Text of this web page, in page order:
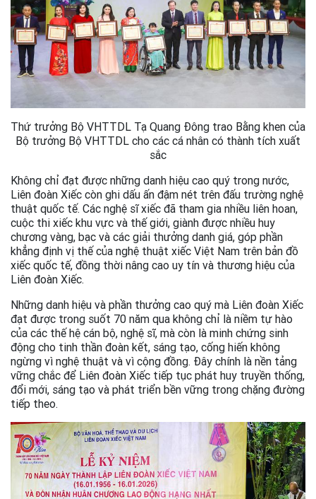
Thứ trưởng Bộ VHTTDL Tạ Quang Đông trao Bằng khen của
Bộ trưởng Bộ VHTTDL cho các cá nhân có thành tích xuất
sắc
Không chỉ đạt được những danh hiệu cao quý trong nước,
Liên đoàn Xiếc còn ghi dấu ấn đậm nét trên đấu trường nghệ
thuật quốc tế. Các nghệ sĩ xiếc đã tham gia nhiều liên hoan,
cuộc thi xiếc khu vực và thế giới, giành được nhiều huy
chương vàng, bạc và các giải thưởng danh giá, góp phần
khẳng định vị thế của nghệ thuật xiếc Việt Nam trên bản đồ
xiếc quốc tế, đồng thời nâng cao uy tín và thương hiệu của
Liên đoàn Xiếc.
Những danh hiệu và phần thưởng cao quý mà Liên đoàn Xiếc
đạt được trong suốt 70 năm qua không chỉ là niềm tự hào
của các thế hệ cán bộ, nghệ sĩ, mà còn là minh chứng sinh
động cho tinh thần đoàn kết, sáng tạo, cống hiến không
ngừng vì nghệ thuật và vì cộng đồng. Đây chính là nền tảng
vững chắc để Liên đoàn Xiếc tiếp tục phát huy truyền thống,
đổi mới, sáng tạo và phát triển bền vững trong chặng đường
tiếp theo.